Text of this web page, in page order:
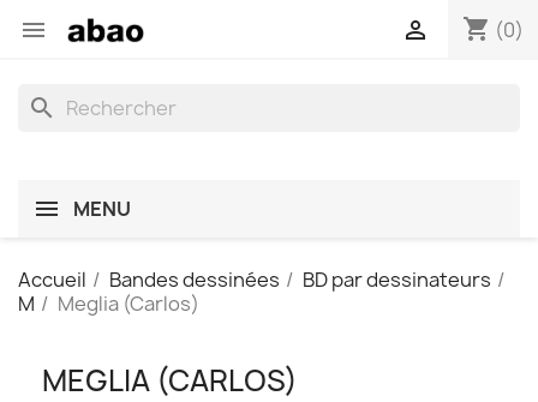
 shopping_cart (0)

search
MENU
Accueil Bandes dessinées
BD par dessinateurs
M
Meglia (Carlos)
MEGLIA (CARLOS)